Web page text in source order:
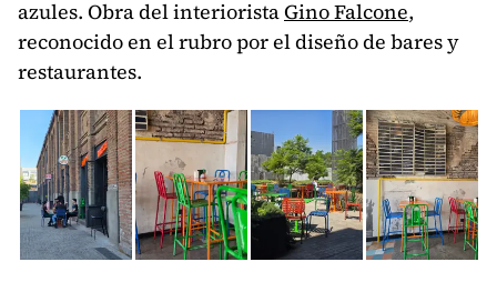
azules. Obra del interioristaGino Falcone,
reconocido en el rubro por el diseño de bares y
restaurantes.